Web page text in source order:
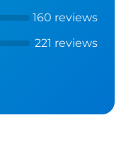
160 reviews
221 reviews